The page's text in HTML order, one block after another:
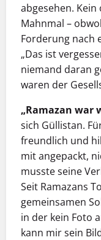
abgesehen. Kein
Mahnmal –
Forderung nach
„Das ist
niemand daran
waren der
„Ramazan war
sich Güllistan.
freundlich und
mit angepackt,
musste seine
Seit Ramazans
gemeinsamen
in der kein Foto
kann mir sein